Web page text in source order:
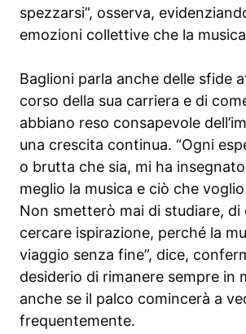
spezzarsi”, osserva,
emozioni collettive che la
Baglioni parla anche delle sfide
corso della sua carriera e di
abbiano reso consapevole
una crescita continua. “Ogni
o brutta che sia, mi ha
meglio la musica e ciò che
Non smetterò mai di studiare, di
cercare ispirazione, perché la
viaggio senza fine”, dice,
desiderio di rimanere sempre in
anche se il palco comincerà a
frequentemente.